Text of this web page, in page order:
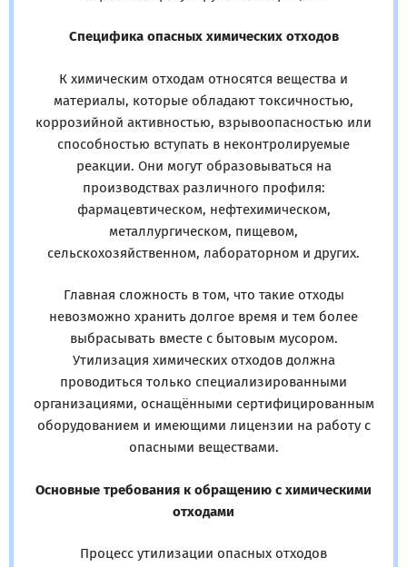
Специфика опасных химических отходов
К химическим отходам относятся вещества и
материалы, которые обладают токсичностью,
коррозийной активностью, взрывоопасностью или
способностью вступать в неконтролируемые
реакции. Они могут образовываться на
производствах различного профиля:
фармацевтическом, нефтехимическом,
металлургическом, пищевом,
сельскохозяйственном, лабораторном и других.
Главная сложность в том, что такие отходы
невозможно хранить долгое время и тем более
выбрасывать вместе с бытовым мусором.
Утилизация химических отходов должна
проводиться только специализированными
организациями, оснащёнными сертифицированным
оборудованием и имеющими лицензии на работу с
опасными веществами.
Основные требования к обращению с химическими
отходами
Процесс утилизации опасных отходов